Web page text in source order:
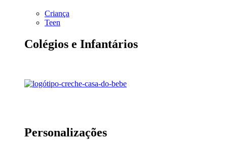
Criança
Teen
Colégios e Infantários
Personalizações